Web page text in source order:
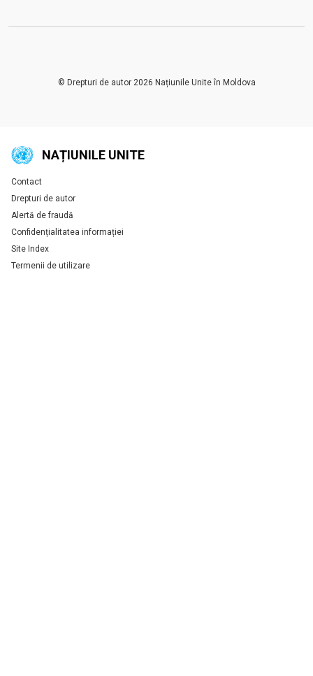
© Drepturi de autor 2026 Națiunile Unite în Moldova
NAȚIUNILE UNITE
Global U.N. menu
Contact
Drepturi de autor
Alertă de fraudă
Confidențialitatea informației
Site Index
Termenii de utilizare